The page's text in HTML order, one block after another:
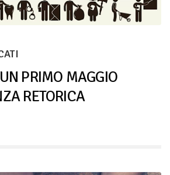
PRIMO MAGGIO
RETORICA